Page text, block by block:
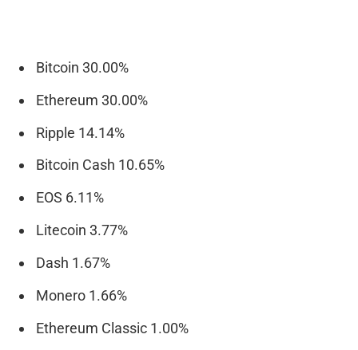
Bitcoin 30.00%
Ethereum 30.00%
Ripple 14.14%
Bitcoin Cash 10.65%
EOS 6.11%
Litecoin 3.77%
Dash 1.67%
Monero 1.66%
Ethereum Classic 1.00%